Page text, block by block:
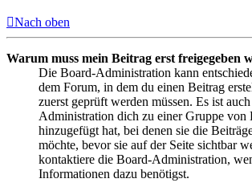
Nach oben
Warum muss mein Beitrag erst freigegeben
Die Board-Administration kann
dem Forum, in dem du einen Beitrag
zuerst geprüft werden müssen. Es ist
Administration dich zu einer Gruppe von
hinzugefügt hat, bei denen sie die
möchte, bevor sie auf der Seite sichtbar
kontaktiere die Board-Administration,
Informationen dazu benötigst.